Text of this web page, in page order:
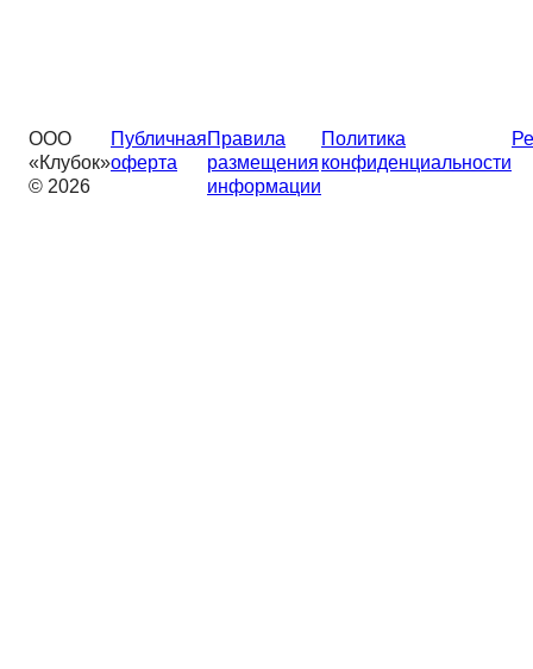
ООО
«Клубок»
© 2026
Публичная
оферта
Правила
размещения
информации
Политика
конфиденциальности